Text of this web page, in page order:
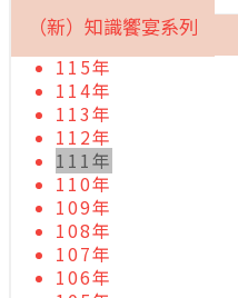
（新）知識饗宴系列
115年
114年
113年
112年
111年
110年
109年
108年
107年
106年